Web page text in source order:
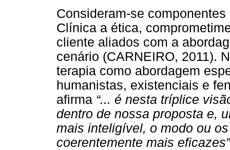
Consideram-se
Clínica a ética,
cliente aliados com a
cenário (CARNEIRO, 2011).
terapia como abordagem
humanistas, existenciais e
afirma “... é nesta tríplice
dentro de nossa proposta e,
mais inteligível, o modo ou
coerentemente mais eficazes”